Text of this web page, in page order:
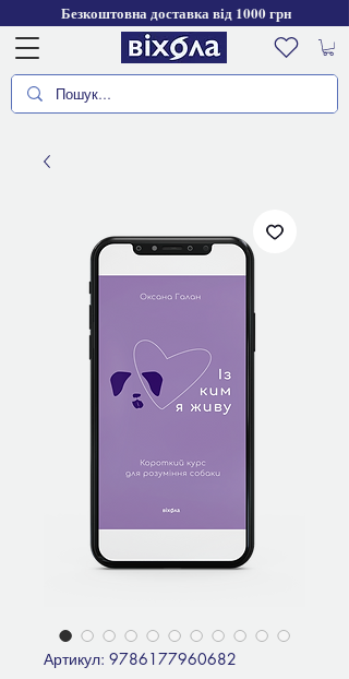
Безкоштовна доставка від 1000 грн
Артикул: 9786177960682